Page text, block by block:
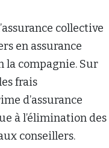
collective
en assurance
la compagnie. Sur
frais
d’assurance
à l’élimination des
conseillers.